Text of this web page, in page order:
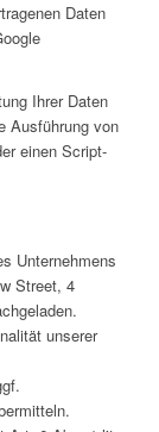
Daten
Ihrer Daten
Ausführung von
einen Script-
Unternehmens
Street, 4
unserer